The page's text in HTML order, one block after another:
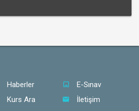
Haberler
E-Sınav
Kurs Ara İletişim